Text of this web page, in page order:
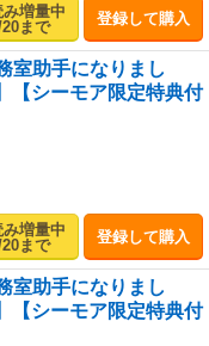
み増量中
まで
登録して購入
室助手になりまし
【シーモア限定特典付
み増量中
まで
登録して購入
室助手になりまし
【シーモア限定特典付